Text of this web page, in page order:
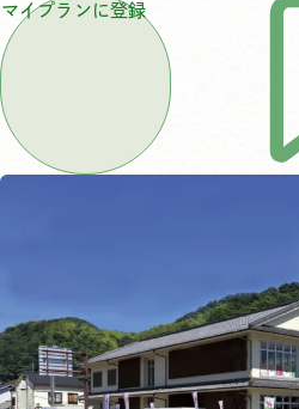
マイプランに登録